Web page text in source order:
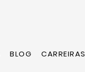
BLOG CARREIRAS